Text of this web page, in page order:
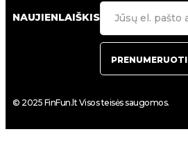
NAUJIENLAIŠKIS
PRENUMERUOTI
© 2025 FinFun.lt Visos teisės saugomos.